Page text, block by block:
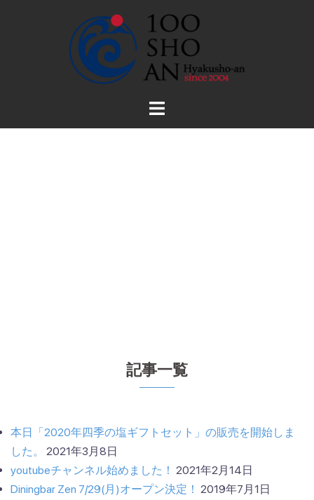
記事一覧
本日「2020年四季の塩ギフトセット」の販売を開始しま
した。
2021年3月8日
youtubeチャンネル始めました！ 2021年2月14日
Diningbar Zen 7/29(月)オープン決定！ 2019年7月1日